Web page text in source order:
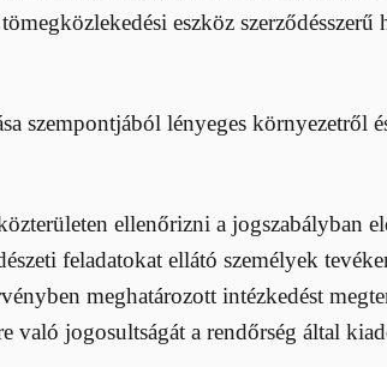
eszköz szerződésszerű
szempontjából lényeges környezetről
ellenőrizni a jogszabályban
feladatokat ellátó személyek
meghatározott intézkedést
való jogosultságát a rendőrség által